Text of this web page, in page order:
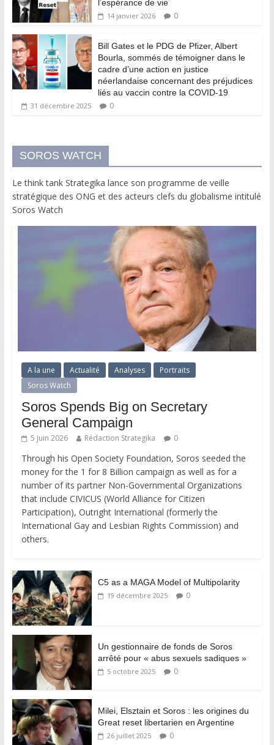
l’espérance de vie
14 janvier 2026 0
Bill Gates et le PDG de Pfizer, Albert
Bourla, sommés de témoigner dans le
cadre d’une action en justice
néerlandaise concernant des préjudices
liés au vaccin contre la COVID-19
31 décembre 2025 0
SOROS WATCH
Le think tank Strategika lance son programme de veille
stratégique des ONG et des acteurs clefs du globalisme intitulé
Soros Watch
A la une Actualité Analyses
Portraits
Soros Watch
Soros Spends Big on Secretary
General Campaign
5 juin 2026 Rédaction Strategika 0
Through his Open Society Foundation, Soros seeded the
money for the 1 for 8 Billion campaign as well as for a
number of its partner Non-Governmental Organizations
that include CIVICUS (World Alliance for Citizen
Participation), Outright International (formerly the
International Gay and Lesbian Rights Commission) and
others.
C5 as a MAGA Model of Multipolarity
19 décembre 2025 0
Un gestionnaire de fonds de Soros
arrêté pour « abus sexuels sadiques »
5 octobre 2025 0
Milei, Elsztain et Soros : les origines du
Great reset libertarien en Argentine
26 juillet 2025 0